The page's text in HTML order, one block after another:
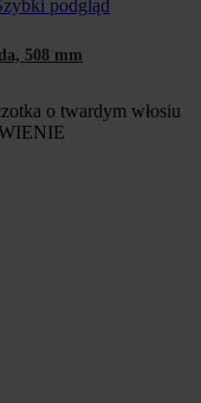
podgląd
508 mm
o twardym włosiu